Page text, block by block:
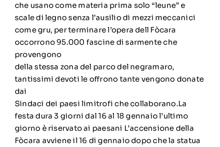
che usano come materia prima solo “leune” e
scale di legno senza l’ausilio di mezzi meccanici
come gru, per terminare l’opera dell Fòcara
occorrono 95.000 fascine di sarmente che
provengono
della stessa zona del parco del negramaro,
tantissimi devoti le offrono tante vengono donate
dai
Sindaci dei paesi limitrofi che collaborano.La
festa dura 3 giorni dal 16 al 18 gennaio l’ultimo
giorno è riservato ai paesani L’accensione della
Fòcara avviene il 16 di gennaio dopo che la statua